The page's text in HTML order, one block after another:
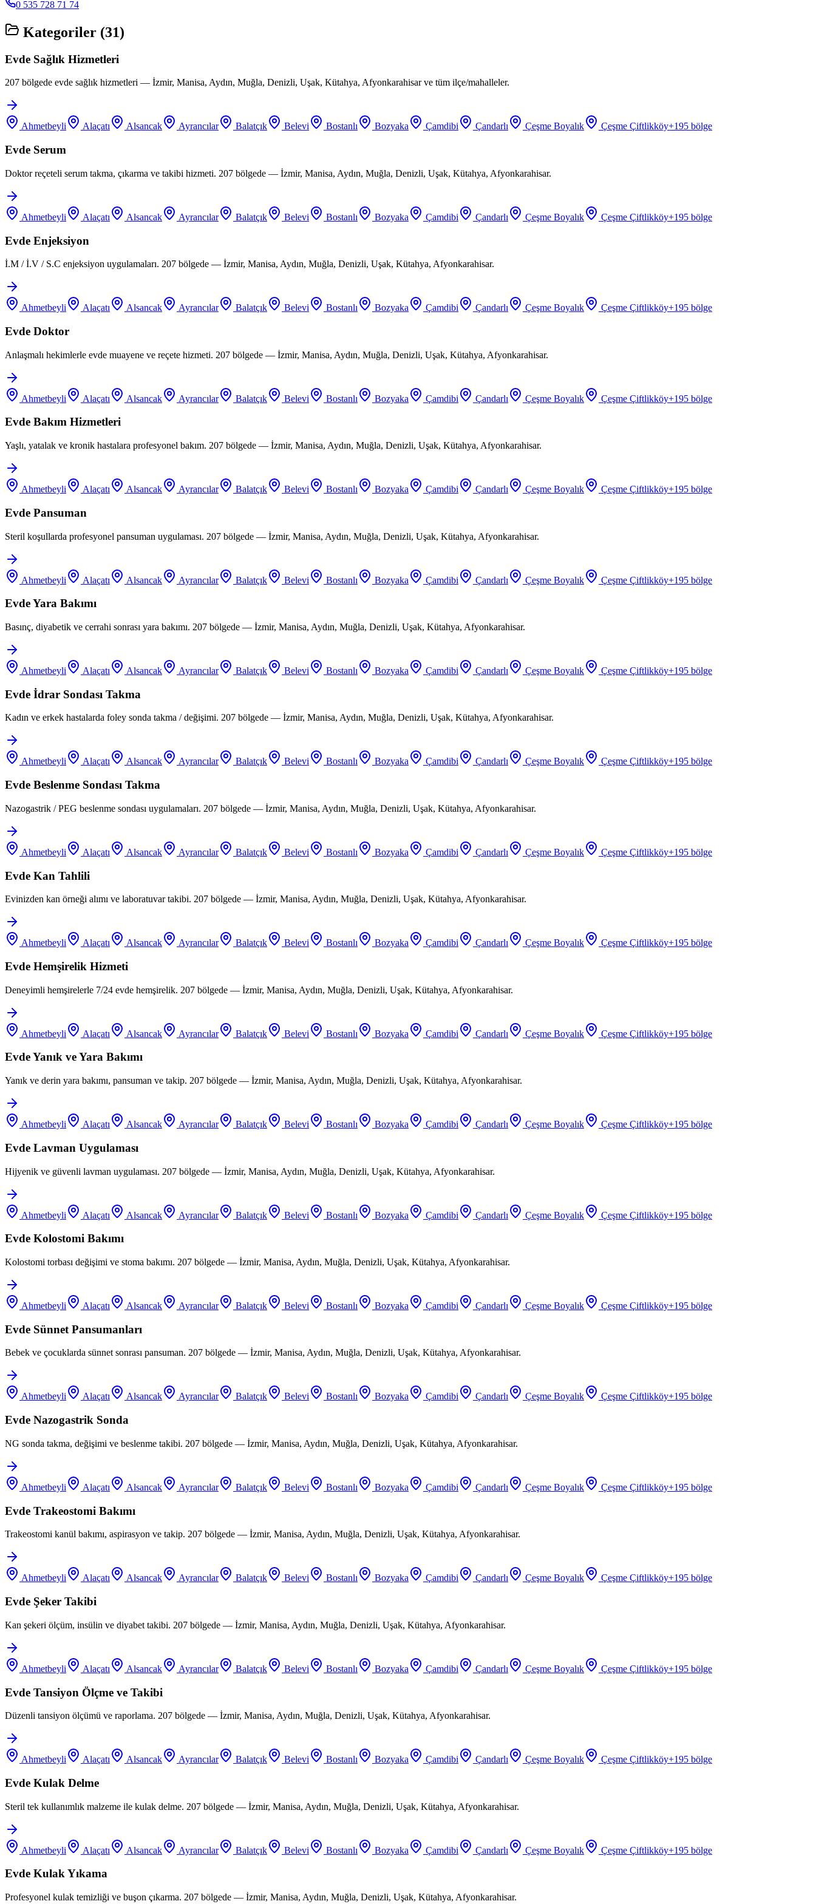
0 535 728 71 74
Kategoriler (31)
Evde Sağlık Hizmetleri
207 bölgede evde sağlık hizmetleri — İzmir, Manisa, Aydın, Muğla, Denizli, Uşak, Kütahya, Afyonkarahisar ve tüm ilçe/mahalleler.
Ahmetbeyli Alaçatı Alsancak Ayrancılar Balatçık Belevi Bostanlı Bozyaka Çamdibi Çandarlı Çeşme Boyalık Çeşme Çiftlikköy+195 bölge
Evde Serum
Doktor reçeteli serum takma, çıkarma ve takibi hizmeti. 207 bölgede — İzmir, Manisa, Aydın, Muğla, Denizli, Uşak, Kütahya, Afyonkarahisar.
Ahmetbeyli Alaçatı Alsancak Ayrancılar Balatçık Belevi Bostanlı Bozyaka Çamdibi Çandarlı Çeşme Boyalık Çeşme Çiftlikköy+195 bölge
Evde Enjeksiyon
İ.M / İ.V / S.C enjeksiyon uygulamaları. 207 bölgede — İzmir, Manisa, Aydın, Muğla, Denizli, Uşak, Kütahya, Afyonkarahisar.
Ahmetbeyli Alaçatı Alsancak Ayrancılar Balatçık Belevi Bostanlı Bozyaka Çamdibi Çandarlı Çeşme Boyalık Çeşme Çiftlikköy+195 bölge
Evde Doktor
Anlaşmalı hekimlerle evde muayene ve reçete hizmeti. 207 bölgede — İzmir, Manisa, Aydın, Muğla, Denizli, Uşak, Kütahya, Afyonkarahisar.
Ahmetbeyli Alaçatı Alsancak Ayrancılar Balatçık Belevi Bostanlı Bozyaka Çamdibi Çandarlı Çeşme Boyalık Çeşme Çiftlikköy+195 bölge
Evde Bakım Hizmetleri
Yaşlı, yatalak ve kronik hastalara profesyonel bakım. 207 bölgede — İzmir, Manisa, Aydın, Muğla, Denizli, Uşak, Kütahya, Afyonkarahisar.
Ahmetbeyli Alaçatı Alsancak Ayrancılar Balatçık Belevi Bostanlı Bozyaka Çamdibi Çandarlı Çeşme Boyalık Çeşme Çiftlikköy+195 bölge
Evde Pansuman
Steril koşullarda profesyonel pansuman uygulaması. 207 bölgede — İzmir, Manisa, Aydın, Muğla, Denizli, Uşak, Kütahya, Afyonkarahisar.
Ahmetbeyli Alaçatı Alsancak Ayrancılar Balatçık Belevi Bostanlı Bozyaka Çamdibi Çandarlı Çeşme Boyalık Çeşme Çiftlikköy+195 bölge
Evde Yara Bakımı
Basınç, diyabetik ve cerrahi sonrası yara bakımı. 207 bölgede — İzmir, Manisa, Aydın, Muğla, Denizli, Uşak, Kütahya, Afyonkarahisar.
Ahmetbeyli Alaçatı Alsancak Ayrancılar Balatçık Belevi Bostanlı Bozyaka Çamdibi Çandarlı Çeşme Boyalık Çeşme Çiftlikköy+195 bölge
Evde İdrar Sondası Takma
Kadın ve erkek hastalarda foley sonda takma / değişimi. 207 bölgede — İzmir, Manisa, Aydın, Muğla, Denizli, Uşak, Kütahya, Afyonkarahisar.
Ahmetbeyli Alaçatı Alsancak Ayrancılar Balatçık Belevi Bostanlı Bozyaka Çamdibi Çandarlı Çeşme Boyalık Çeşme Çiftlikköy+195 bölge
Evde Beslenme Sondası Takma
Nazogastrik / PEG beslenme sondası uygulamaları. 207 bölgede — İzmir, Manisa, Aydın, Muğla, Denizli, Uşak, Kütahya, Afyonkarahisar.
Ahmetbeyli Alaçatı Alsancak Ayrancılar Balatçık Belevi Bostanlı Bozyaka Çamdibi Çandarlı Çeşme Boyalık Çeşme Çiftlikköy+195 bölge
Evde Kan Tahlili
Evinizden kan örneği alımı ve laboratuvar takibi. 207 bölgede — İzmir, Manisa, Aydın, Muğla, Denizli, Uşak, Kütahya, Afyonkarahisar.
Ahmetbeyli Alaçatı Alsancak Ayrancılar Balatçık Belevi Bostanlı Bozyaka Çamdibi Çandarlı Çeşme Boyalık Çeşme Çiftlikköy+195 bölge
Evde Hemşirelik Hizmeti
Deneyimli hemşirelerle 7/24 evde hemşirelik. 207 bölgede — İzmir, Manisa, Aydın, Muğla, Denizli, Uşak, Kütahya, Afyonkarahisar.
Ahmetbeyli Alaçatı Alsancak Ayrancılar Balatçık Belevi Bostanlı Bozyaka Çamdibi Çandarlı Çeşme Boyalık Çeşme Çiftlikköy+195 bölge
Evde Yanık ve Yara Bakımı
Yanık ve derin yara bakımı, pansuman ve takip. 207 bölgede — İzmir, Manisa, Aydın, Muğla, Denizli, Uşak, Kütahya, Afyonkarahisar.
Ahmetbeyli Alaçatı Alsancak Ayrancılar Balatçık Belevi Bostanlı Bozyaka Çamdibi Çandarlı Çeşme Boyalık Çeşme Çiftlikköy+195 bölge
Evde Lavman Uygulaması
Hijyenik ve güvenli lavman uygulaması. 207 bölgede — İzmir, Manisa, Aydın, Muğla, Denizli, Uşak, Kütahya, Afyonkarahisar.
Ahmetbeyli Alaçatı Alsancak Ayrancılar Balatçık Belevi Bostanlı Bozyaka Çamdibi Çandarlı Çeşme Boyalık Çeşme Çiftlikköy+195 bölge
Evde Kolostomi Bakımı
Kolostomi torbası değişimi ve stoma bakımı. 207 bölgede — İzmir, Manisa, Aydın, Muğla, Denizli, Uşak, Kütahya, Afyonkarahisar.
Ahmetbeyli Alaçatı Alsancak Ayrancılar Balatçık Belevi Bostanlı Bozyaka Çamdibi Çandarlı Çeşme Boyalık Çeşme Çiftlikköy+195 bölge
Evde Sünnet Pansumanları
Bebek ve çocuklarda sünnet sonrası pansuman. 207 bölgede — İzmir, Manisa, Aydın, Muğla, Denizli, Uşak, Kütahya, Afyonkarahisar.
Ahmetbeyli Alaçatı Alsancak Ayrancılar Balatçık Belevi Bostanlı Bozyaka Çamdibi Çandarlı Çeşme Boyalık Çeşme Çiftlikköy+195 bölge
Evde Nazogastrik Sonda
NG sonda takma, değişimi ve beslenme takibi. 207 bölgede — İzmir, Manisa, Aydın, Muğla, Denizli, Uşak, Kütahya, Afyonkarahisar.
Ahmetbeyli Alaçatı Alsancak Ayrancılar Balatçık Belevi Bostanlı Bozyaka Çamdibi Çandarlı Çeşme Boyalık Çeşme Çiftlikköy+195 bölge
Evde Trakeostomi Bakımı
Trakeostomi kanül bakımı, aspirasyon ve takip. 207 bölgede — İzmir, Manisa, Aydın, Muğla, Denizli, Uşak, Kütahya, Afyonkarahisar.
Ahmetbeyli Alaçatı Alsancak Ayrancılar Balatçık Belevi Bostanlı Bozyaka Çamdibi Çandarlı Çeşme Boyalık Çeşme Çiftlikköy+195 bölge
Evde Şeker Takibi
Kan şekeri ölçüm, insülin ve diyabet takibi. 207 bölgede — İzmir, Manisa, Aydın, Muğla, Denizli, Uşak, Kütahya, Afyonkarahisar.
Ahmetbeyli Alaçatı Alsancak Ayrancılar Balatçık Belevi Bostanlı Bozyaka Çamdibi Çandarlı Çeşme Boyalık Çeşme Çiftlikköy+195 bölge
Evde Tansiyon Ölçme ve Takibi
Düzenli tansiyon ölçümü ve raporlama. 207 bölgede — İzmir, Manisa, Aydın, Muğla, Denizli, Uşak, Kütahya, Afyonkarahisar.
Ahmetbeyli Alaçatı Alsancak Ayrancılar Balatçık Belevi Bostanlı Bozyaka Çamdibi Çandarlı Çeşme Boyalık Çeşme Çiftlikköy+195 bölge
Evde Kulak Delme
Steril tek kullanımlık malzeme ile kulak delme. 207 bölgede — İzmir, Manisa, Aydın, Muğla, Denizli, Uşak, Kütahya, Afyonkarahisar.
Ahmetbeyli Alaçatı Alsancak Ayrancılar Balatçık Belevi Bostanlı Bozyaka Çamdibi Çandarlı Çeşme Boyalık Çeşme Çiftlikköy+195 bölge
Evde Kulak Yıkama
Profesyonel kulak temizliği ve buşon çıkarma. 207 bölgede — İzmir, Manisa, Aydın, Muğla, Denizli, Uşak, Kütahya, Afyonkarahisar.